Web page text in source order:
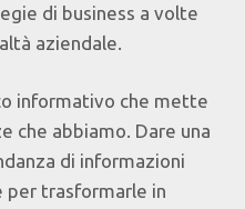
di business a volte
aziendale.
informativo che mette
che abbiamo. Dare una
di informazioni
per trasformarle in